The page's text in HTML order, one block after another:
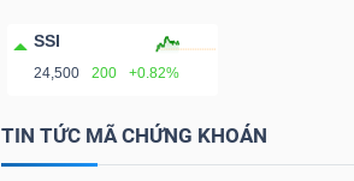
SSI
24,500 200 +0.82%
TIN TỨC MÃ CHỨNG KHOÁN